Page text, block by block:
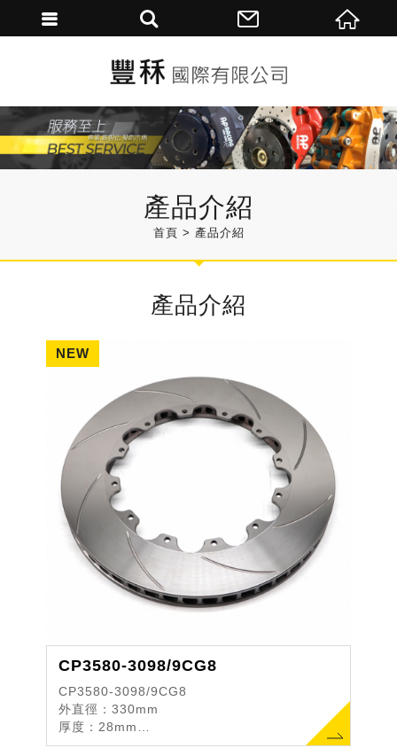
產品介紹
首頁 產品介紹
產品介紹
CP3580-3098/9CG8
CP3580-3098/9CG8
外直徑：330mm
厚度：28mm
中心直徑PCD：203.2mm